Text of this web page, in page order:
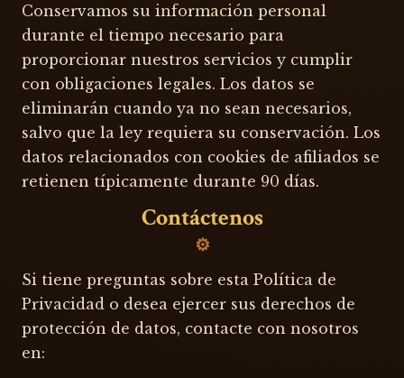
Conservamos su información personal
durante el tiempo necesario para
proporcionar nuestros servicios y cumplir
con obligaciones legales. Los datos se
eliminarán cuando ya no sean necesarios,
salvo que la ley requiera su conservación. Los
datos relacionados con cookies de afiliados se
retienen típicamente durante 90 días.
Contáctenos
Si tiene preguntas sobre esta Política de
Privacidad o desea ejercer sus derechos de
protección de datos, contacte con nosotros
en: